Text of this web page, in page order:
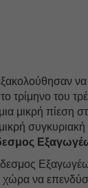
να
τρίμηνο του
μικρή πίεση
συγκυριακή
χώρα να